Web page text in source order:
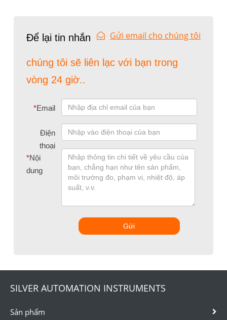
Để lại tin nhắn Gửi email cho chúng tôi
chúng tôi sẽ liên lạc với bạn trong
vòng 24 giờ..
*Email
Điện
thoại
*Nội
dung
Gửi
SILVER AUTOMATION INSTRUMENTS
Sản phẩm